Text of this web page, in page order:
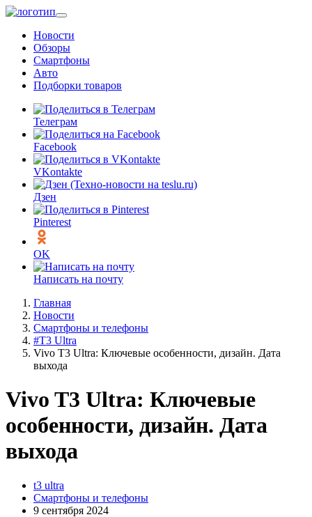
Перейти
основному
содержанию
Новости
Обзоры
Смартфоны
Авто
Подборки товаров
Телеграм
Facebook
VKontakte
Дзен
Pinterest
OK
Написать на почту
Главная
Новости
Смартфоны и телефоны
#T3 Ultra
Vivo T3 Ultra: Ключевые особенности, дизайн. Дата
выхода
Vivo T3 Ultra: Ключевые
особенности, дизайн. Дата
выхода
t3 ultra
Смартфоны и телефоны
9 сентября 2024